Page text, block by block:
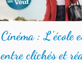
Cinéma : L’école
entre clichés et